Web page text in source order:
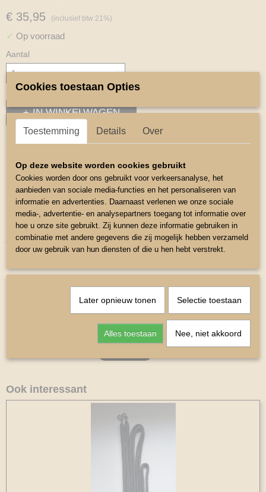
€ 35,95 (inclusief btw 21%)
✓ Op voorraad
Aantal
IN WINKELWAGEN
Setje Tuigonderlegger en Oornetje Mini
De bovenzijde van de tuigonderlegger is van zwarte stof
Binnen zijden is van Cool-Max voering wat zeer goed zweet van de
pony
opneemt en na gebruik snel droogt
Maat Oornetje Mini Shetlander.
Ook interessant
Cookies toestaan Opties
Toestemming Details Over
Op deze website worden cookies gebruikt
Cookies worden door ons gebruikt voor verkeersanalyse, het
aanbieden van sociale media-functies en het personaliseren van
informatie en advertenties. Daarnaast verlenen we onze sociale
media-, advertentie- en analysepartners toegang tot informatie over
hoe u onze site gebruikt. Zij kunnen deze informatie gebruiken in
combinatie met andere gegevens die zij mogelijk hebben verzameld
door uw gebruik van hun diensten of die u hen hebt verstrekt.
Later opnieuw tonen Selectie toestaan
Alles toestaan Nee, niet akkoord